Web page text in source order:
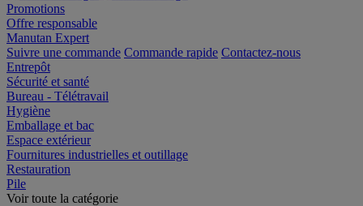
Promotions
Offre responsable
Manutan Expert
Suivre une commande Commande rapide Contactez-nous
Entrepôt
Sécurité et santé
Bureau - Télétravail
Hygiène
Emballage et bac
Espace extérieur
Fournitures industrielles et outillage
Restauration
Pile
Voir toute la catégorie